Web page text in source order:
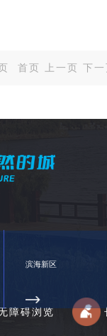
首页 上一页 下一
障碍浏览
滨海新区